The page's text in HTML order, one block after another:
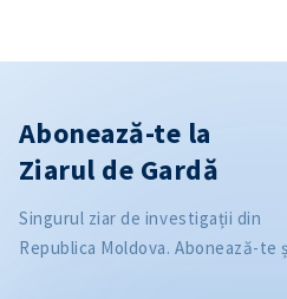
Abonează-te la
Ziarul de Gardă
Singurul ziar de investigații din
Republica Moldova. Abonează-te